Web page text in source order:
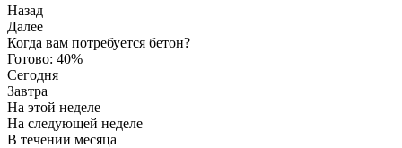
Назад
Далее
Когда вам потребуется бетон?
Готово: 40%
Сегодня
Завтра
На этой неделе
На следующей неделе
В течении месяца